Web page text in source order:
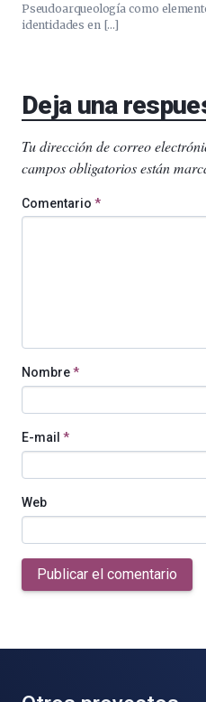
Pseudoarqueología como
identidades en […]
Deja una
Tu dirección de correo
campos obligatorios están
Comentario *
Nombre*
E-mail *
Web
Publicar el comentario